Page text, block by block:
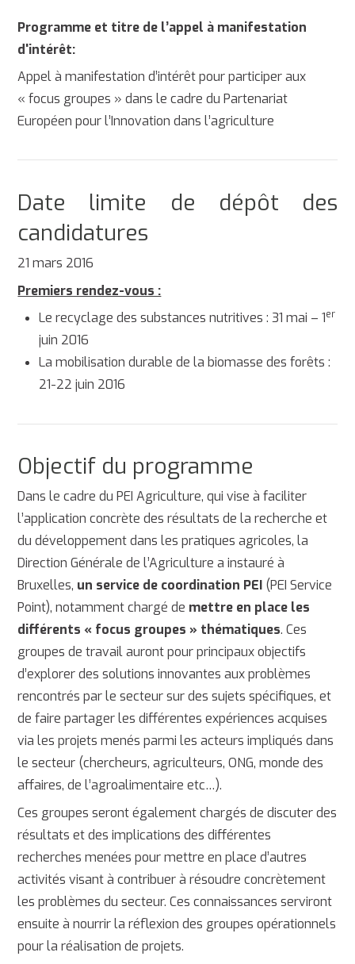
Programme et titre de l’appel à manifestation
d'intérêt:
Appel à manifestation d’intérêt pour participer aux
« focus groupes » dans le cadre du Partenariat
Européen pour l’Innovation dans l’agriculture
Date limite de dépôt des
candidatures
21 mars 2016
Premiers rendez-vous :
Le recyclage des substances nutritives : 31 mai – 1er
juin 2016
La mobilisation durable de la biomasse des forêts :
21-22 juin 2016
Objectif du programme
Dans le cadre du PEI Agriculture, qui vise à faciliter
l’application concrète des résultats de la recherche et
du développement dans les pratiques agricoles, la
Direction Générale de l’Agriculture a instauré à
Bruxelles, un service de coordination PEI (PEI Service
Point), notamment chargé de mettre en place les
différents « focus groupes » thématiques. Ces
groupes de travail auront pour principaux objectifs
d’explorer des solutions innovantes aux problèmes
rencontrés par le secteur sur des sujets spécifiques, et
de faire partager les différentes expériences acquises
via les projets menés parmi les acteurs impliqués dans
le secteur (chercheurs, agriculteurs, ONG, monde des
affaires, de l’agroalimentaire etc…).
Ces groupes seront également chargés de discuter des
résultats et des implications des différentes
recherches menées pour mettre en place d’autres
activités visant à contribuer à résoudre concrètement
les problèmes du secteur. Ces connaissances serviront
ensuite à nourrir la réflexion des groupes opérationnels
pour la réalisation de projets.